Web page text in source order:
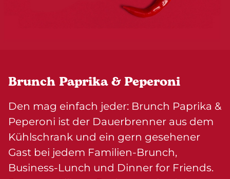
Brunch Paprika & Peperoni
Den mag einfach jeder: Brunch Paprika &
Peperoni ist der Dauerbrenner aus dem
Kühlschrank und ein gern gesehener
Gast bei jedem Familien-Brunch,
Business-Lunch und Dinner for Friends.